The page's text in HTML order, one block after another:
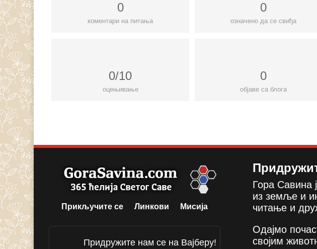
0
коментари на питања
0
означено да се свиђа
0/10
оцењивање
0
објаве са блога
Прикључите се Линкови Мисија
Придружите нам се на Вајберу!
Гора Савина
из земље и
читање и
Одајмо
својим